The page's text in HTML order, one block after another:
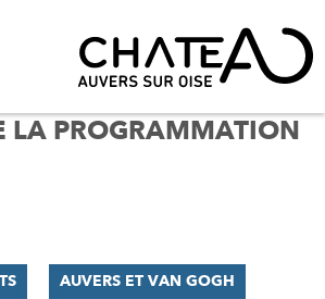
LA PROGRAMMATION
AUVERS ET VAN GOGH